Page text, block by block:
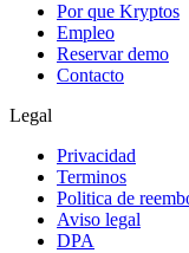
Por que Kryptos
Empleo
Reservar demo
Contacto
Legal
Privacidad
Terminos
Politica de
Aviso legal
DPA